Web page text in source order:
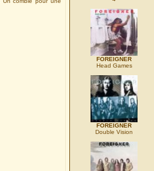
FOREIGNER
Head Games
FOREIGNER
Double Vision